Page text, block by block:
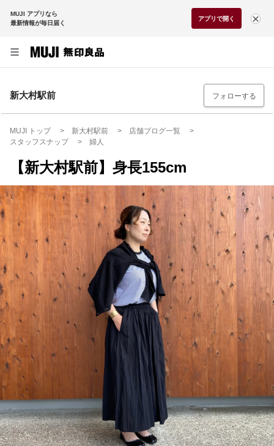
MUJI アプリなら
最新情報が毎日届く
アプリで開く
新大村駅前 フォローする
MUJI トップ 新大村駅前
店舗ブログ一覧
スタッフスナップ
婦人
【新大村駅前】身長155cm